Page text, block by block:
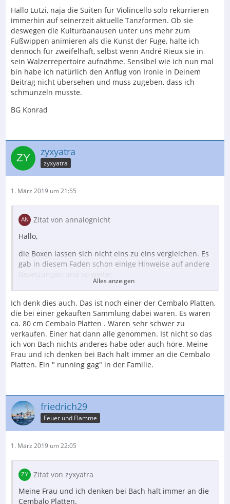
Hallo Lutzi, naja die Suiten für Violincello solo rekurrieren
immerhin auf seinerzeit aktuelle Tanzformen. Ob sie
deswegen die Kulturbanausen unter uns mehr zum
Fußwippen animieren als die Kunst der Fuge, halte ich
dennoch für zweifelhaft, selbst wenn André Rieux sie in
sein Walzerrepertoire aufnähme. Sensibel wie ich nun mal
bin habe ich natürlich den Anflug von Ironie in Deinem
Beitrag nicht übersehen und muss zugeben, dass ich
schmunzeln musste.
BG Konrad
zyxyatra
zyxyatra
1. März 2019 um 21:55
Zitat von annalognicht
Hallo,
die Boxen lassen sich nicht eins zu eins vergleichen. Es
gab in diesem Faden schon einige Hinweise auf andere
Ät - Zückzückzüllis,
Wie du schreibst willst du es dir nochmal anhören.
Wenn du als geneigter Klassikhörer bislang mit Bach
nicht zusammengekommen bist, dann würde es mich
wundern wenn diese Box deine Auffassung ändern
sollte.
Ich persönlich habe meine Probleme mit Wagner
Alles anzeigen
Ich denk dies auch. Das ist noch einer der Cembalo Platten,
die bei einer gekauften Sammlung dabei waren. Es waren
ca. 80 cm Cembalo Platten . Waren sehr schwer zu
verkaufen. Einer hat dann alle genommen. Ist nicht so das
ich von Bach nichts anderes habe oder auch höre. Meine
Frau und ich denken bei Bach halt immer an die Cembalo
Platten. Ein " running gag" in der Familie.
friedrich29
Feuer und Flamme
1. März 2019 um 22:05
Zitat von zyxyatra
Meine Frau und ich denken bei Bach halt immer an die
Cembalo Platten.